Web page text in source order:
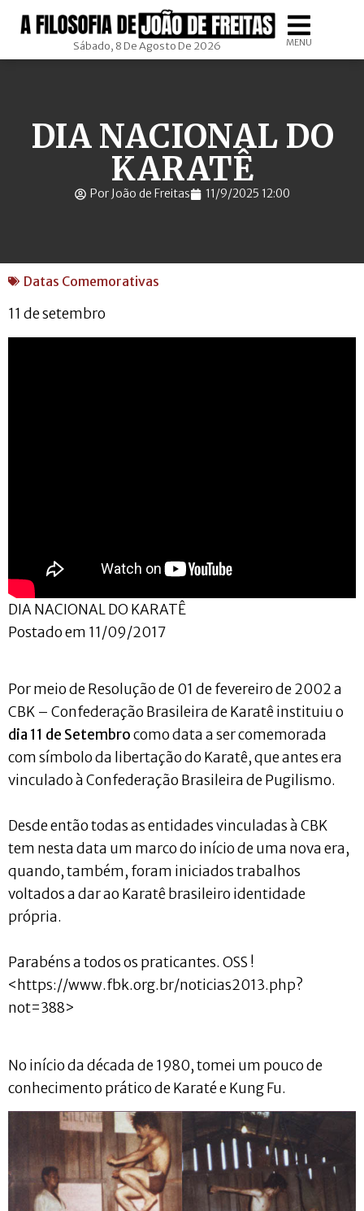
Sábado, 8 De Agosto De 2026 MENU
DIA NACIONAL DO
KARATÊ
Por João de Freitas 11/9/2025 12:00
Datas Comemorativas
11 de setembro
DIA NACIONAL DO KARATÊ
Postado em 11/09/2017
Por meio de Resolução de 01 de fevereiro de 2002 a
CBK – Confederação Brasileira de Karatê instituiu o
dia 11 de Setembrocomo data a ser comemorada
com símbolo da libertação do Karatê, que antes era
vinculado à Confederação Brasileira de Pugilismo.
Desde então todas as entidades vinculadas à CBK
tem nesta data um marco do início de uma nova era,
quando, também, foram iniciados trabalhos
voltados a dar ao Karatê brasileiro identidade
própria.
Parabéns a todos os praticantes. OSS !
<https://www.fbk.org.br/noticias2013.php?
not=388>
No início da década de 1980, tomei um pouco de
conhecimento prático de Karaté e Kung Fu.